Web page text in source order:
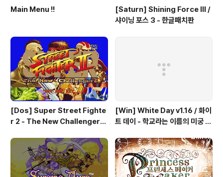
Main Menu !!
[Saturn] Shining Force III /
샤이닝 포스 3 - 한글패치판
[Dos] Super Street Fighte
r 2 - The New Challengers
파이터 2 - 더 뉴 챌린져 & 하이퍼
파이팅 / 대전 액션 - 국산소프트
[Win] White Day v1.16 / 화이
트 데이 - 학교라는 이름의 미궁 -